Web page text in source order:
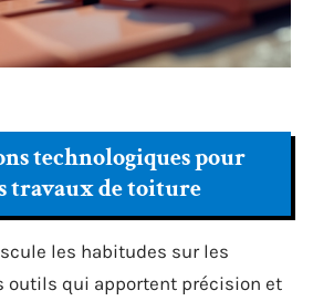
technologiques pour
travaux de toiture
les habitudes sur les
outils qui apportent précision et